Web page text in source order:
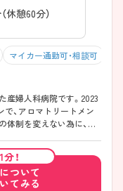
休憩60分）
マイカー通勤可・相談可
産婦人科病院です。2023
、アロマトリートメン
体制を変えない為に、看
ん同士で話し合って、
すい環境です。 ご興味あ
！
ついて
てみる